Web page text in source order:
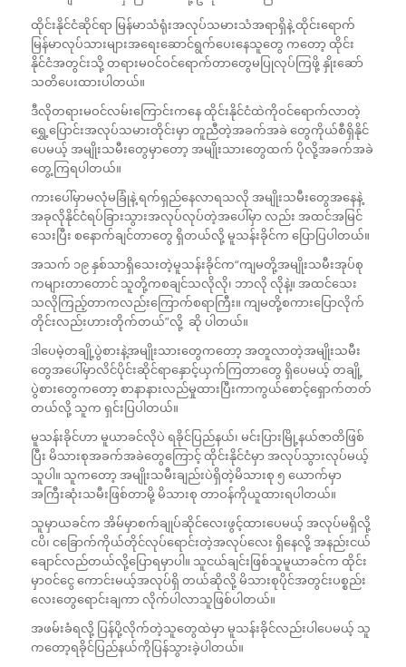
ထိုင်းနိုင်ငံဆိုင်ရာ မြန်မာသံရုံးအလုပ်သမားသံအရာရှိနဲ့ ထိုင်းရောက်
မြန်မာလုပ်သားများအရေးဆောင်ရွက်ပေးနေသူတွေ ကတော့ ထိုင်း
နိုင်ငံအတွင်းသို့ တရားမဝင်ဝင်ရောက်တာတွေမပြုလုပ်ကြဖို့ နှိုးဆော်
သတိပေးထားပါတယ်။
ဒီလိုတရားမဝင်လမ်းကြောင်းကနေ ထိုင်းနိုင်ငံထဲကိုဝင်ရောက်လာတဲ့
ရွှေ့ပြောင်းအလုပ်သမားတိုင်းမှာ တူညီတဲ့အခက်အခဲ တွေကိုယ်စီရှိနိုင်
ပေမယ့် အမျိုးသမီးတွေမှာတော့ အမျိုးသားတွေထက် ပိုလို့အခက်အခဲ
တွေ့ကြရပါတယ်။
ကားပေါ်မှာမလုံမခြုံနဲ့ ရက်ရှည်နေလာရသလို အမျိုးသမီးတွေအနေနဲ့
အခုလိုနိုင်ငံရပ်ခြားသွားအလုပ်လုပ်တဲ့အပေါ်မှာ လည်း အထင်အမြင်
သေးပြီး စနောက်ချင်တာတွေ ရှိတယ်လို့ မူသန်းခိုင်က ပြောပြပါတယ်။
အသက် ၁၉ နှစ်သာရှိသေးတဲ့မူသန်းခိုင်က“ကျမတို့အမျိုးသမီးအုပ်စု
ကများတာတောင် သူတို့ကစချင်သလိုလို၊ ဘာလို လိုနဲ့။ အထင်သေး
သလိုကြည့်တာကလည်းကြောက်စရာကြီး။ ကျမတို့စကားပြောလိုက်
တိုင်းလည်းဟားတိုက်တယ်”လို့ ဆို ပါတယ်။
ဒါပေမဲ့တချို့ပွဲစားနဲ့အမျိုးသားတွေကတော့ အတူလာတဲ့အမျိုးသမီး
တွေအပေါ်မှာလိင်ပိုင်းဆိုင်ရာနှောင့်ယှက်ကြတာတွေ ရှိပေမယ့် တချို့
ပွဲစားတွေကတော့ စာနာနားလည်မှုထားပြီးကာကွယ်စောင့်ရှောက်တတ်
တယ်လို့ သူက ရှင်းပြပါတယ်။
မူသန်းခိုင်ဟာ မူယာခင်လိုပဲ ရခိုင်ပြည်နယ်၊ မင်းပြားမြို့နယ်ဇာတိဖြစ်
ပြီး မိသားစုအခက်အခဲတွေကြောင့် ထိုင်းနိုင်ငံမှာ အလုပ်သွားလုပ်မယ့်
သူပါ။ သူကတော့ အမျိုးသမီးချည်းပဲရှိတဲ့မိသားစု ၅ ယောက်မှာ
အကြီးဆုံးသမီးဖြစ်တာမို့ မိသားစု တာဝန်ကိုယူထားရပါတယ်။
သူမှာယခင်က အိမ်မှာစက်ချုပ်ဆိုင်လေးဖွင့်ထားပေမယ့် အလုပ်မရှိလို့
ငပိ၊ ငခြောက်ကိုယ်တိုင်လုပ်ရောင်းတဲ့အလုပ်လေး ရှိနေလို့ အနည်းငယ်
ချောင်လည်တယ်လို့ပြောရမှာပါ။ သူငယ်ချင်းဖြစ်သူမူယာခင်က ထိုင်း
မှာဝင်ငွေ ကောင်းမယ့်အလုပ်ရှိ တယ်ဆိုလို့ မိသားစုပိုင်အတွင်းပစ္စည်း
လေးတွေရောင်းချကာ လိုက်ပါလာသူဖြစ်ပါတယ်။
အဖမ်းခံရလို့ ပြန်ပို့လိုက်တဲ့သူတွေထဲမှာ မူသန်းခိုင်လည်းပါပေမယ့် သူ
ကတော့ရခိုင်ပြည်နယ်ကိုပြန်သွားခဲ့ပါတယ်။